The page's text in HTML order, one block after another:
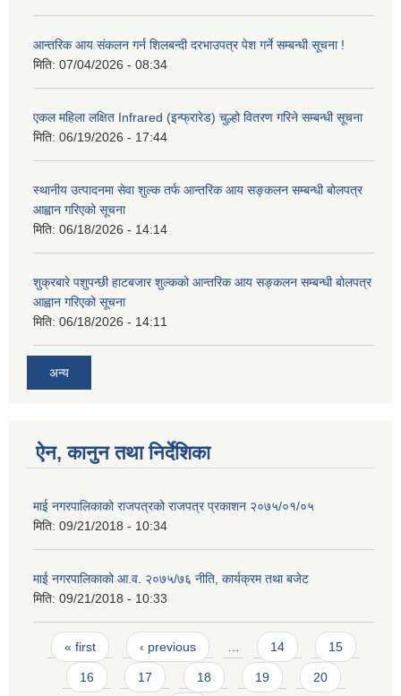
आन्तरिक आय संकलन गर्न शिलबन्दी दरभाउपत्र पेश गर्ने सम्बन्धी सूचना !
मिति: 07/04/2026 - 08:34
एकल महिला लक्षित Infrared (इन्फ्रारेड) चुल्हो वितरण गरिने सम्बन्धी सूचना
मिति: 06/19/2026 - 17:44
स्थानीय उत्पादनमा सेवा शुल्क तर्फ आन्तरिक आय सङ्कलन सम्बन्धी बोलपत्र
आह्वान गरिएको सूचना
मिति: 06/18/2026 - 14:14
शुक्रबारे पशुपन्छी हाटबजार शुल्कको आन्तरिक आय सङ्कलन सम्बन्धी बोलपत्र
आह्वान गरिएको सूचना
मिति: 06/18/2026 - 14:11
अन्य
ऐन, कानुन तथा निर्देशिका
माई नगरपालिकाको राजपत्रको राजपत्र प्रकाशन २०७५/०१/०५
मिति: 09/21/2018 - 10:34
माई नगरपालिकाको आ.व. २०७५/७६ नीति, कार्यक्रम तथा बजेट
मिति: 09/21/2018 - 10:33
Pages
« first ‹ previous … 14 15
16 17 18 19 20